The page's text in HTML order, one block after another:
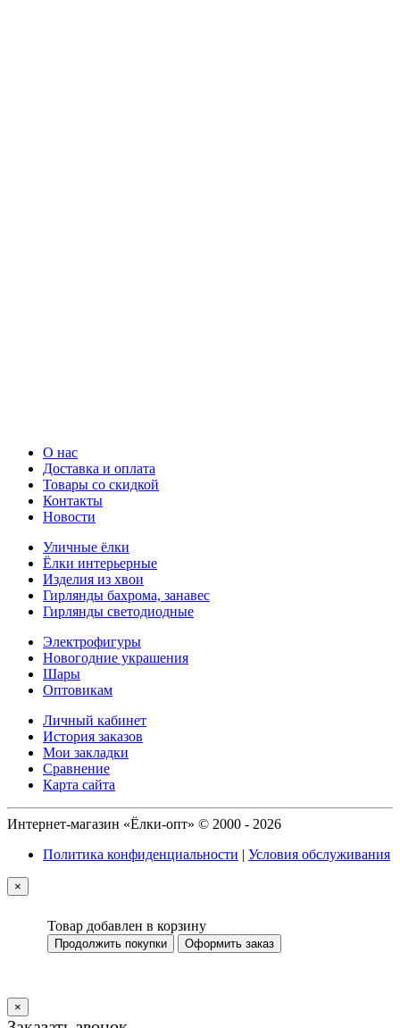
О нас
Доставка и оплата
Товары со скидкой
Контакты
Новости
Уличные ёлки
Ёлки интерьерные
Изделия из хвои
Гирлянды бахрома, занавес
Гирлянды светодиодные
Электрофигуры
Новогодние украшения
Шары
Оптовикам
Личный кабинет
История заказов
Мои закладки
Сравнение
Карта сайта
Интернет-магазин «Ёлки-опт» © 2000 - 2026
Политика конфиденциальности | Условия обслуживания
×
Товар добавлен в корзину
Продолжить покупки Оформить заказ
×